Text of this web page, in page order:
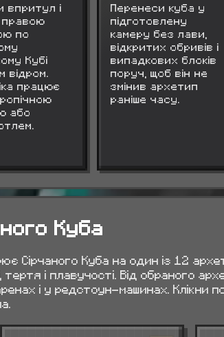
впритул і
правою
по
Кубі
відром.
працює
або
Перенеси куба у
підготовлену
камеру без лави,
відкритих обривів і
випадкових блоків
поруч, щоб він не
змінив архетип
раніше часу.
Куба
Сірчаного Куба на один із 12
і плавучості. Від обраного
і у редстоун-машинах. Клікни